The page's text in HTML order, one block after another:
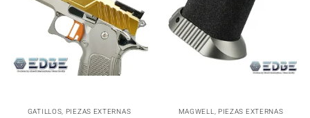
GATILLOS, PIEZAS EXTERNAS MAGWELL, PIEZAS EXTERNAS